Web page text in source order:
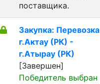
поставщика.
Закупка: Перевозка
г.Актау (РК) -
г.Атырау (РК)
[Завершен]
Победитель выбран